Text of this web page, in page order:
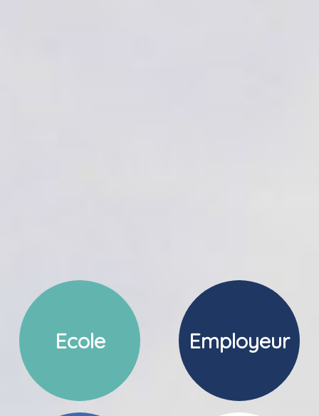
Ecole Employeur